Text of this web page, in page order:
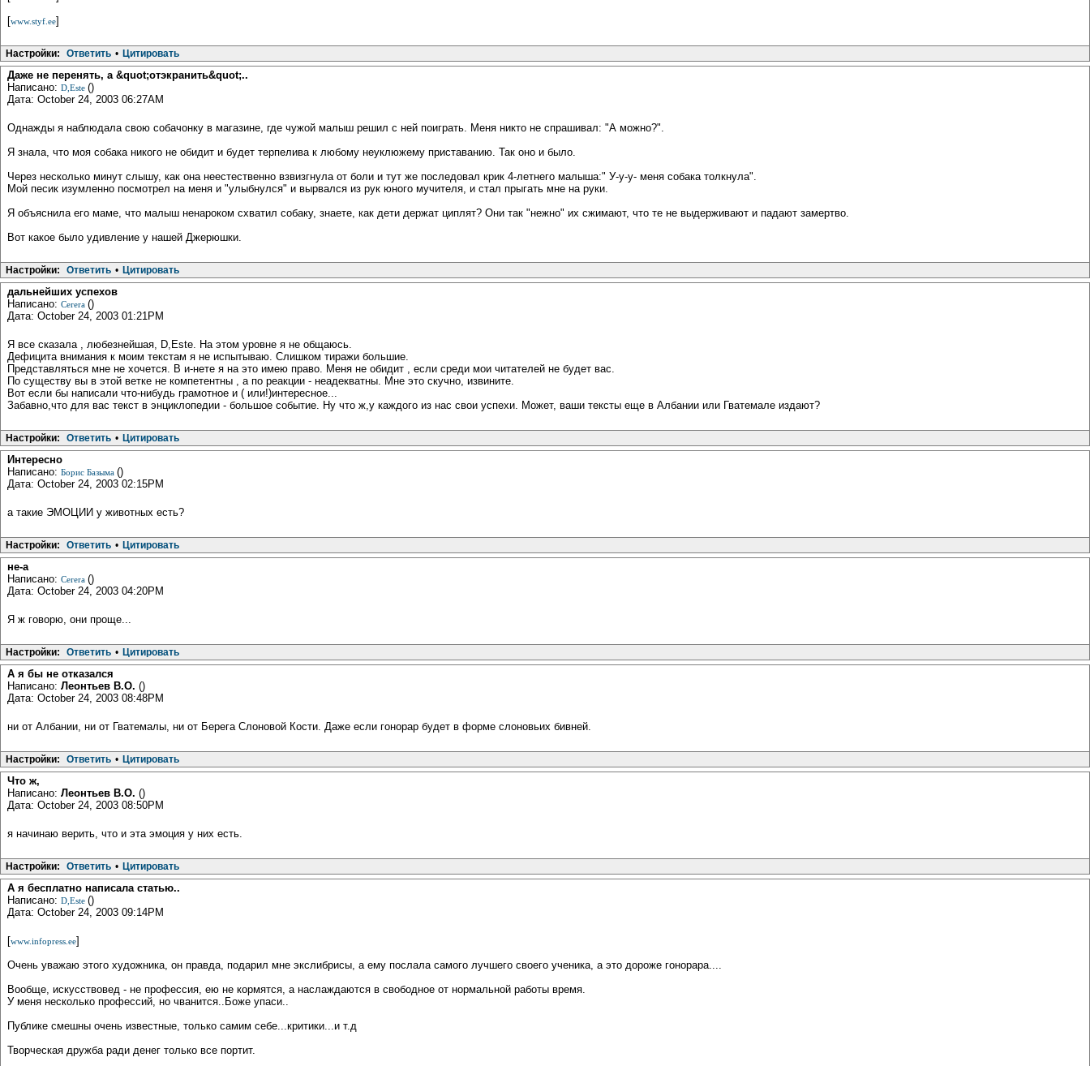
[www.styf.ee]
Настройки: Ответить • Цитировать
Даже не перенять, а &quot;отэкранить&quot;..
Написано: D,Este ()
Дата: October 24, 2003 06:27AM
Однажды я наблюдала свою собачонку в магазине, где чужой малыш решил с ней поиграть. Меня никто не спрашивал: "А можно?".
Я знала, что моя собака никого не обидит и будет терпелива к любому неуклюжему приставанию. Так оно и было.
Через несколько минут слышу, как она неестественно взвизгнула от боли и тут же последовал крик 4-летнего малыша:" У-у-у- меня собака толкнула".
Мой песик изумленно посмотрел на меня и "улыбнулся" и вырвался из рук юного мучителя, и стал прыгать мне на руки.
Я объяснила его маме, что малыш ненароком схватил собаку, знаете, как дети держат циплят? Они так "нежно" их сжимают, что те не выдерживают и падают замертво.
Вот какое было удивление у нашей Джерюшки.
Настройки: Ответить • Цитировать
дальнейших успехов
Написано: Cerera ()
Дата: October 24, 2003 01:21PM
Я все сказала , любезнейшая, D,Este. На этом уровне я не общаюсь.
Дефицита внимания к моим текстам я не испытываю. Слишком тиражи большие.
Представляться мне не хочется. В и-нете я на это имею право. Меня не обидит , если среди мои читателей не будет вас.
По существу вы в этой ветке не компетентны , а по реакции - неадекватны. Мне это скучно, извините.
Вот если бы написали что-нибудь грамотное и ( или!)интересное...
Забавно,что для вас текст в энциклопедии - большое событие. Ну что ж,у каждого из нас свои успехи. Может, ваши тексты еще в Албании или Гватемале издают?
Настройки: Ответить • Цитировать
Интересно
Написано: Борис Базыма ()
Дата: October 24, 2003 02:15PM
а такие ЭМОЦИИ у животных есть?
Настройки: Ответить • Цитировать
не-а
Написано: Cerera ()
Дата: October 24, 2003 04:20PM
Я ж говорю, они проще...
Настройки: Ответить • Цитировать
А я бы не отказался
Написано: Леонтьев В.О. ()
Дата: October 24, 2003 08:48PM
ни от Албании, ни от Гватемалы, ни от Берега Слоновой Кости. Даже если гонорар будет в форме слоновьих бивней.
Настройки: Ответить • Цитировать
Что ж,
Написано: Леонтьев В.О. ()
Дата: October 24, 2003 08:50PM
я начинаю верить, что и эта эмоция у них есть.
Настройки: Ответить • Цитировать
А я бесплатно написала статью..
Написано: D,Este ()
Дата: October 24, 2003 09:14PM
[www.infopress.ee]
Очень уважаю этого художника, он правда, подарил мне экслибрисы, а ему послала самого лучшего своего ученика, а это дороже гонорара....
Вообще, искусствовед - не профессия, ею не кормятся, а наслаждаются в свободное от нормальной работы время.
У меня несколько профессий, но чванится..Боже упаси..
Публике смешны очень известные, только самим себе...критики...и т.д
Творческая дружба ради денег только все портит.